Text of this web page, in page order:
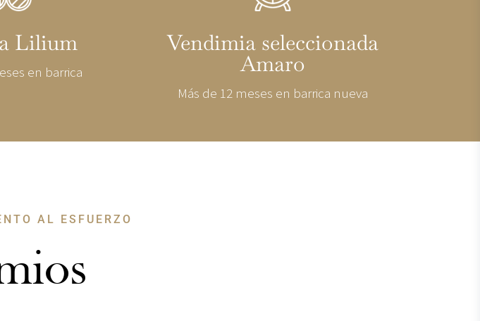
Lilium
en barrica
Vendimia seleccionada
Amaro
Más de 12 meses en barrica nueva
AL ESFUERZO